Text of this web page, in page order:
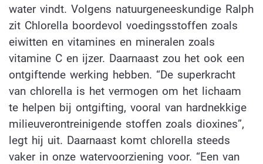
water vindt. Volgens natuurgeneeskundige Ralph
zit Chlorella boordevol voedingsstoffen zoals
eiwitten en vitamines en mineralen zoals
vitamine C en ijzer. Daarnaast zou het ook een
ontgiftende werking hebben. “De superkracht
van chlorella is het vermogen om het lichaam
te helpen bij ontgifting, vooral van hardnekkige
milieuverontreinigende stoffen zoals dioxines”,
legt hij uit. Daarnaast komt chlorella steeds
vaker in onze watervoorziening voor. “Een van